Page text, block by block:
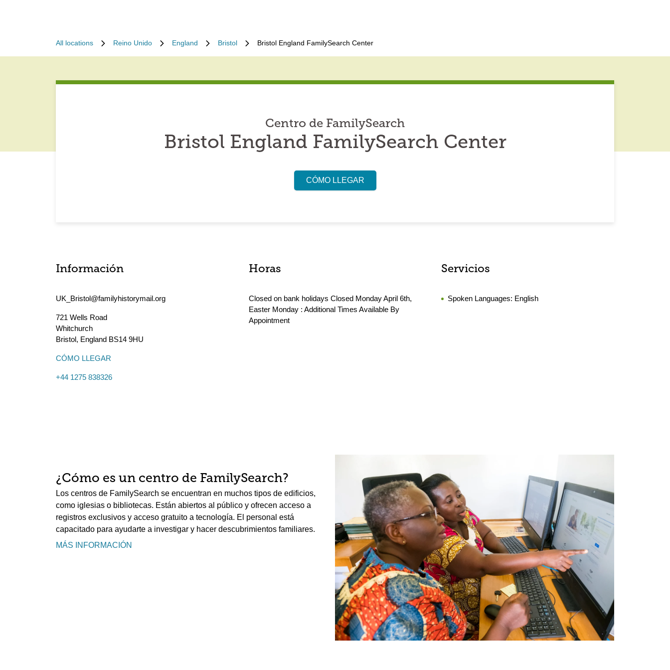
All locations Reino Unido England Bristol Bristol England FamilySearch Center
Centro de FamilySearch
Bristol England FamilySearch Center
CÓMO LLEGAR
Información
UK_Bristol@familyhistorymail.org
721 Wells Road
Whitchurch
Bristol, England BS14 9HU
CÓMO LLEGAR
+44 1275 838326
Horas
Closed on bank holidays Closed Monday April 6th,
Easter Monday : Additional Times Available By
Appointment
Servicios
Spoken Languages: English
¿Cómo es un centro de FamilySearch?
Los centros de FamilySearch se encuentran en muchos tipos de edificios,
como iglesias o bibliotecas. Están abiertos al público y ofrecen acceso a
registros exclusivos y acceso gratuito a tecnología. El personal está
capacitado para ayudarte a investigar y hacer descubrimientos familiares.
MÁS INFORMACIÓN